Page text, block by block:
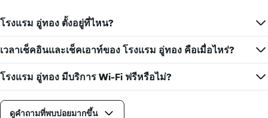
เฉลี่ย
ของ
ห้อง
พัก
โรงแรม อู่ทอง ตั้งอยู่ที่ไหน?
เวลาเช็คอินและเช็คเอาท์ของ โรงแรม อู่ทอง คือเมื่อไหร่?
โรงแรม อู่ทอง มีบริการ Wi-Fi ฟรีหรือไม่?
ดูคำถามที่พบบ่อยมากขึ้น